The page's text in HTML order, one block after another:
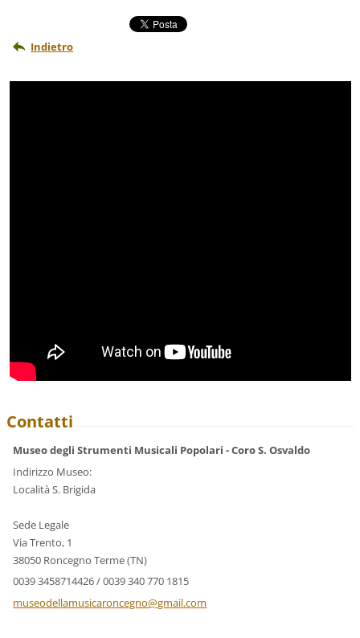
Indietro
Contatti
Museo degli Strumenti Musicali Popolari - Coro S. Osvaldo
Indirizzo Museo:
Località S. Brigida
Sede Legale
Via Trento, 1
38050 Roncegno Terme (TN)
0039 3458714426 / 0039 340 770 1815
museodellamusicaroncegno@gmail.com